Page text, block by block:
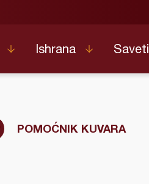
Ishrana Saveti
POMOĆNIK KUVARA